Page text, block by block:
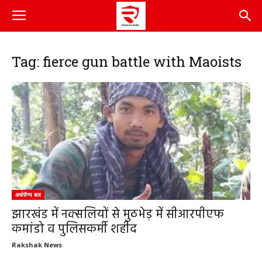
Tag: fierce gun battle with Maoists
अर्धसैन्य बल
झारखंड में नक्सलियों से मुठभेड़ में सीआरपीएफ
कमांडो व पुलिसकर्मी शहीद
Rakshak News